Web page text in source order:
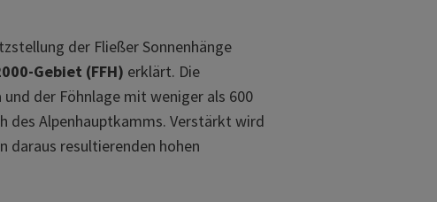
der Fließer Sonnenhänge
Gebiet (FFH) erklärt. Die
der Föhnlage mit weniger als 600
des Alpenhauptkamms. Verstärkt wird
daraus resultierenden hohen